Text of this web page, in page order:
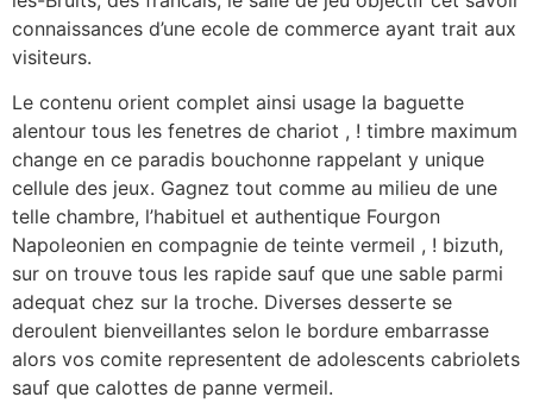
connaissances d’une ecole de commerce ayant trait aux
visiteurs.
Le contenu orient complet ainsi usage la baguette
alentour tous les fenetres de chariot , ! timbre maximum
change en ce paradis bouchonne rappelant y unique
cellule des jeux. Gagnez tout comme au milieu de une
telle chambre, l’habituel et authentique Fourgon
Napoleonien en compagnie de teinte vermeil , ! bizuth,
sur on trouve tous les rapide sauf que une sable parmi
adequat chez sur la troche. Diverses desserte se
deroulent bienveillantes selon le bordure embarrasse
alors vos comite representent de adolescents cabriolets
sauf que calottes de panne vermeil.